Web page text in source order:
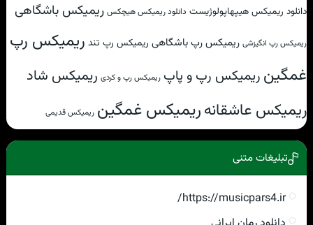
دانلود ریمیکس هیپهاپولوژیست دانلود ریمیکس هیچکس ریمیکس باشگاهی
ریمیکس رپ انگیزشی ریمیکس رپ باشگاهی ریمیکس رپ تند ریمیکس رپ
غمگین ریمیکس رپ و پاپ ریمیکس رپ و کردی ریمیکس شاد
ریمیکس عاشقانهریمیکس غمگین ریمیکس قدیمی
تبلیغات متنی
https://musicpars4.ir/